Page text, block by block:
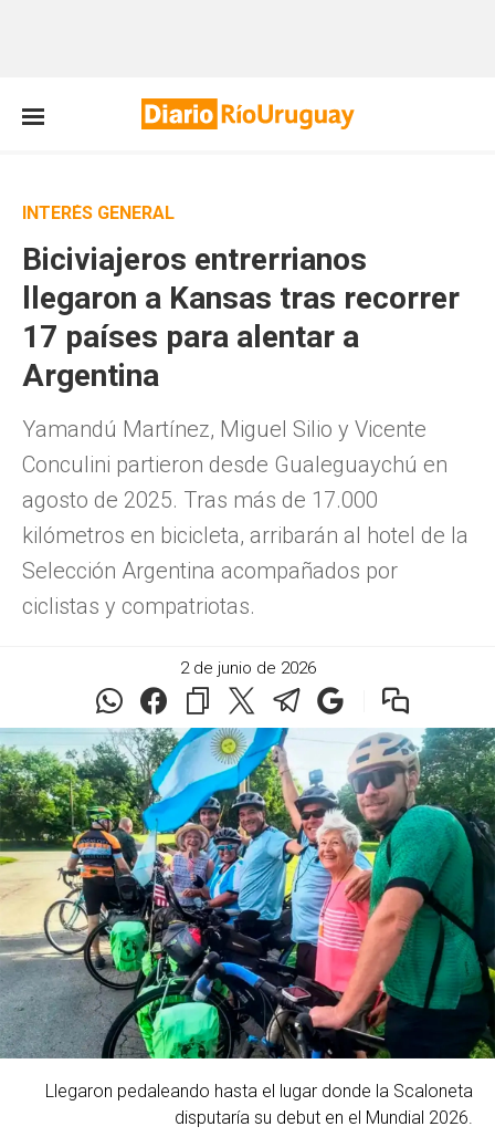
INTERÉS GENERAL
Biciviajeros entrerrianos
llegaron a Kansas tras recorrer
17 países para alentar a
Argentina
Yamandú Martínez, Miguel Silio y Vicente
Conculini partieron desde Gualeguaychú en
agosto de 2025. Tras más de 17.000
kilómetros en bicicleta, arribarán al hotel de la
Selección Argentina acompañados por
ciclistas y compatriotas.
2 de junio de 2026
Llegaron pedaleando hasta el lugar donde la Scaloneta
disputaría su debut en el Mundial 2026.